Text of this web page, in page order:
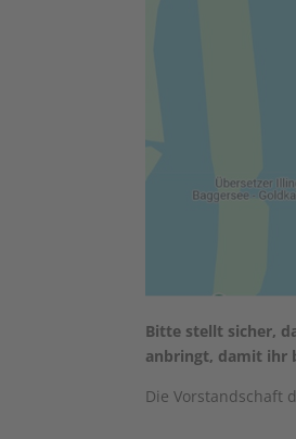
Bitte stellt sicher,
anbringt, damit ihr
Die Vorstandschaft